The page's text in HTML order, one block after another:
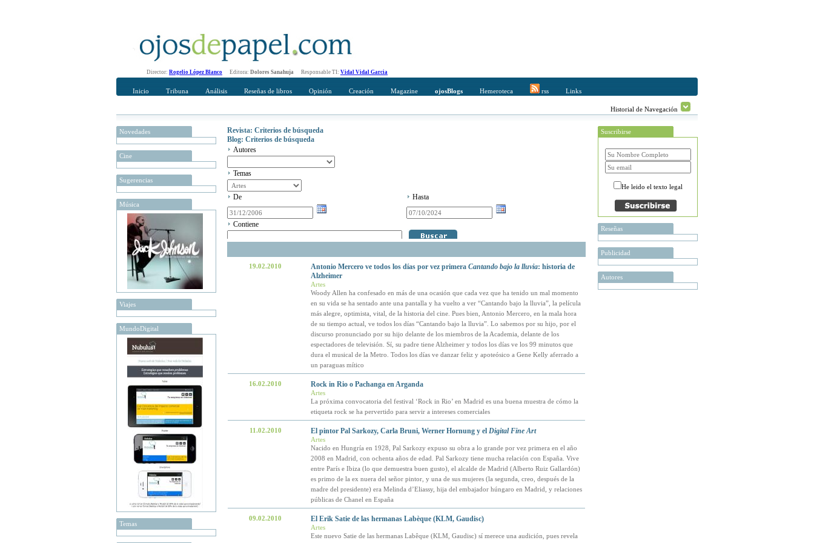
Director: Rogelio López Blanco Editora: Dolores Sanahuja Responsable TI: Vidal Vidal Garcia
Inicio Tribuna Análisis Reseñas de libros Opinión Creación Magazine ojosBlogs Hemeroteca rss Links
Historial de Navegación
Novedades
Cine
Sugerencias
Música
Viajes
MundoDigital
Temas
Revista: Criterios de búsqueda
Blog: Criterios de búsqueda
Autores
Temas
De Hasta
Contiene
19.02.2010 Antonio Mercero ve todos los días por vez primera Cantando bajo la lluvia: historia de
Alzheimer
Artes
Woody Allen ha confesado en más de una ocasión que cada vez que ha tenido un mal momento
en su vida se ha sentado ante una pantalla y ha vuelto a ver “Cantando bajo la lluvia”, la película
más alegre, optimista, vital, de la historia del cine. Pues bien, Antonio Mercero, en la mala hora
de su tiempo actual, ve todos los días “Cantando bajo la lluvia”. Lo sabemos por su hijo, por el
discurso pronunciado por su hijo delante de los miembros de la Academia, delante de los
espectadores de televisión. Sí, su padre tiene Alzheimer y todos los días ve los 99 minutos que
dura el musical de la Metro. Todos los días ve danzar feliz y apoteósico a Gene Kelly aferrado a
un paraguas mítico
16.02.2010 Rock in Rio o Pachanga en Arganda
Artes
La próxima convocatoria del festival ‘Rock in Rio’ en Madrid es una buena muestra de cómo la
etiqueta rock se ha pervertido para servir a intereses comerciales
11.02.2010 El pintor Pal Sarkozy, Carla Bruni, Werner Hornung y el Digital Fine Art
Artes
Nacido en Hungría en 1928, Pal Sarkozy expuso su obra a lo grande por vez primera en el año
2008 en Madrid, con ochenta años de edad. Pal Sarkozy tiene mucha relación con España. Vive
entre París e Ibiza (lo que demuestra buen gusto), el alcalde de Madrid (Alberto Ruiz Gallardón)
es primo de la ex nuera del señor pintor, y una de sus mujeres (la segunda, creo, después de la
madre del presidente) era Melinda d’Eliassy, hija del embajador húngaro en Madrid, y relaciones
públicas de Chanel en España
09.02.2010 El Erik Satie de las hermanas Labèque (KLM, Gaudisc)
Artes
Este nuevo Satie de las hermanas Labêque (KLM, Gaudisc) sí merece una audición, pues revela
Suscribirse
He leido el texto legal
Reseñas
Publicidad
Autores